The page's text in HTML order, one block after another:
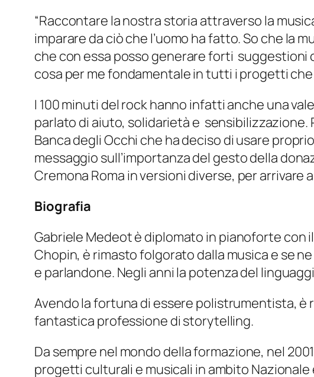
“Raccontare la nostra storia attraverso la
imparare da ciò che l’uomo ha fatto. So che la
che con essa posso generare forti suggestioni
cosa per me fondamentale in tutti i progetti che
I 100 minuti del rock hanno infatti anche una
parlato di aiuto, solidarietà e
Banca degli Occhi che ha deciso di usare
messaggio sull’importanza del gesto della
Cremona Roma in versioni diverse, per
Biografia
Gabriele Medeot è diplomato in pianoforte con
Chopin, è rimasto folgorato dalla musica e se
e parlandone. Negli anni la potenza del
Avendo la fortuna di essere polistrumentista, è
fantastica professione di storytelling.
​Da sempre nel mondo della formazione, nel
progetti culturali e musicali in ambito Nazionale